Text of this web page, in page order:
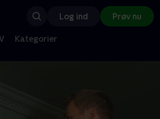
Log ind Prøv nu
Kategorier